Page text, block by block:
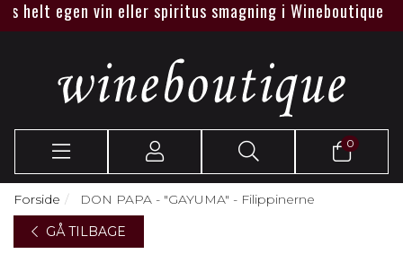
egen vin eller spiritus smagning i Wineboutique eller
0
Forside
DON PAPA - "GAYUMA" - Filippinerne
GÅ TILBAGE